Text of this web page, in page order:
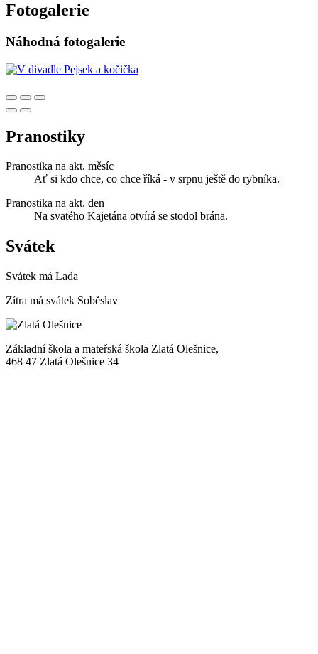
Fotogalerie
Náhodná fotogalerie
Pranostiky
Pranostika na akt. měsíc
Ať si kdo chce, co chce říká - v srpnu ještě do rybníka.
Pranostika na akt. den
Na svatého Kajetána otvírá se stodol brána.
Svátek
Svátek má Lada
Zítra má svátek Soběslav
Základní škola a mateřská škola Zlatá Olešnice,
468 47 Zlatá Olešnice 34